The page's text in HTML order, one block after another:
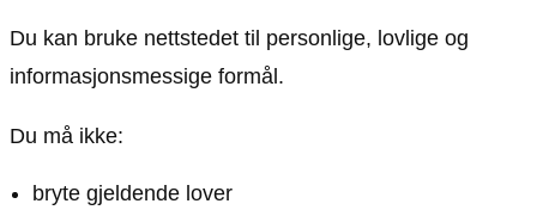
Forfattere og redaksjon
Retningslinjer for rettelser
Du kan bruke nettstedet til personlige, lovlige og
informasjonsmessige formål.
Du må ikke:
bryte gjeldende lover